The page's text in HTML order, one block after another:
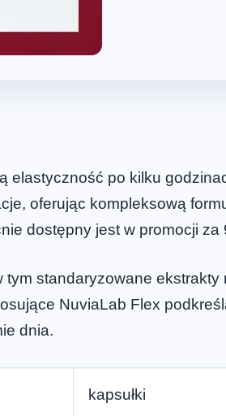
po kilku
oferując kompleksową
dostępny jest w promocji za
standaryzowane
NuviaLab Flex
dnia.
kapsułki